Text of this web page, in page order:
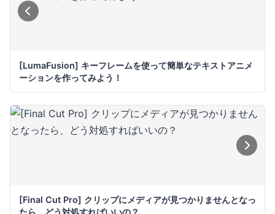
[LumaFusion] キーフレームを使って簡単なテキストアニメ
ーションを作ってみよう！
[Final Cut Pro] クリップにメディアが見つかりませんとなっ
たら、どう対処すればいいの？